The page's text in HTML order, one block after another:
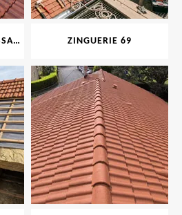
NETTOYAGE ET DÉMOUSSAGE DE TOITURE ET FAÇADE 69 ZINGUERIE 69